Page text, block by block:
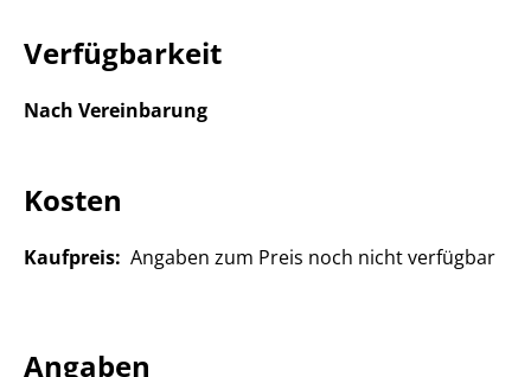
Verfügbarkeit
Nach Vereinbarung
Kosten
Kaufpreis: Angaben zum Preis noch nicht verfügbar
Angaben